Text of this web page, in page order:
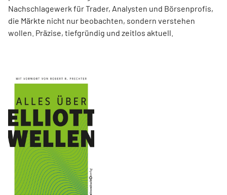
Nachschlagewerk für Trader, Analysten und Börsenprofis,
die Märkte nicht nur beobachten, sondern verstehen
wollen. Präzise, tiefgründig und zeitlos aktuell.